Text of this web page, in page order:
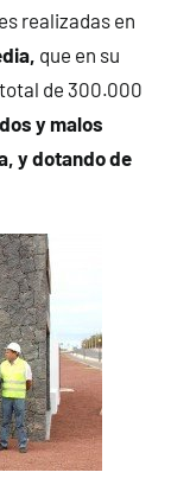
realizadas en
que en su
de 300.000
y malos
y dotando de